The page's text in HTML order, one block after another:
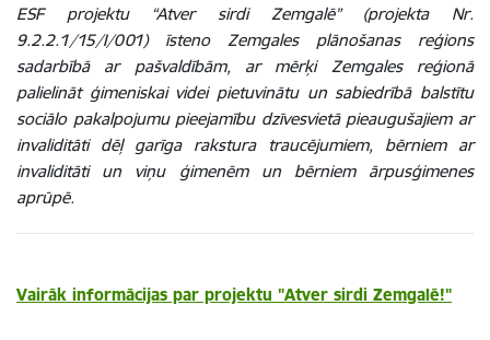
ESF projektu “Atver sirdi Zemgalē” (projekta Nr.
9.2.2.1/15/I/001) īsteno Zemgales plānošanas reģions
sadarbībā ar pašvaldībām, ar mērķi Zemgales reģionā
palielināt ģimeniskai videi pietuvinātu un sabiedrībā balstītu
sociālo pakalpojumu pieejamību dzīvesvietā pieaugušajiem ar
invaliditāti dēļ garīga rakstura traucējumiem, bērniem ar
invaliditāti un viņu ģimenēm un bērniem ārpusģimenes
aprūpē.
Vairāk informācijas par projektu "Atver sirdi Zemgalē!"